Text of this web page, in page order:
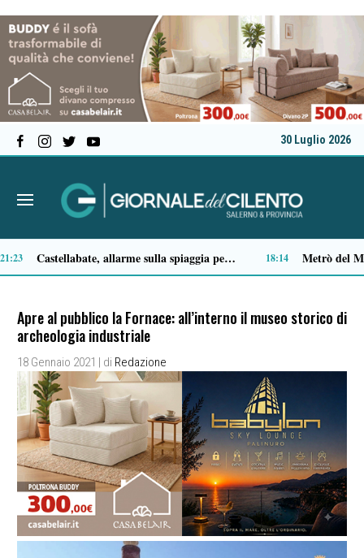
30 Luglio 2026
Premio Terre del Bussento, si alza il sipario: stasera Roberto Fico apre l’11ª edizione 14:35
Apre al pubblico la Fornace: all’interno il museo storico di
archeologia industriale
18 Gennaio 2021 | di Redazione